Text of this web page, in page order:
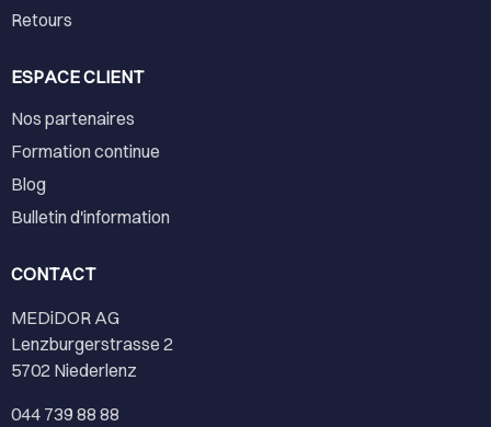
Retours
ESPACE CLIENT
Nos partenaires
Formation continue
Blog
Bulletin d'information
CONTACT
MEDiDOR AG
Lenzburgerstrasse 2
5702 Niederlenz
044 739 88 88